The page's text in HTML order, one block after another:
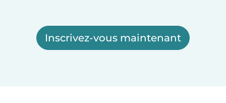
Inscrivez-vous maintenant